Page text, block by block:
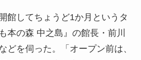
館してちょうど1か月というタ
本の森 中之島』の館長・前川
どを伺った。「オープン前は、